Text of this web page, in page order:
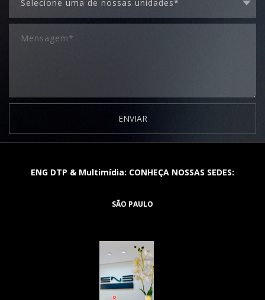
ENVIAR
ENG DTP & Multimídia: CONHEÇA NOSSAS SEDES:
SÃO PAULO